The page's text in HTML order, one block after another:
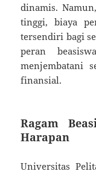
dinamis.
tinggi, biaya
tersendiri bagi
peran
menjembatani
finansial.
Ragam
Harapan
Universitas